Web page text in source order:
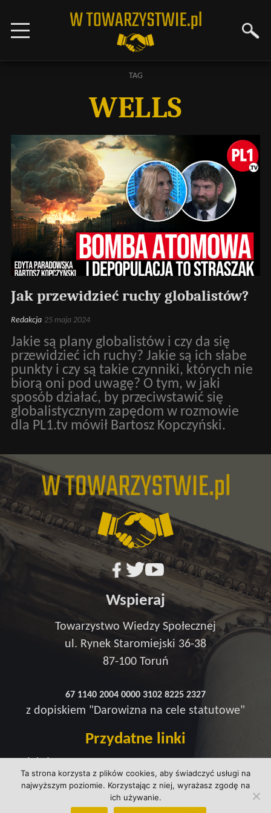
TAG
WELLS
Jak przewidzieć ruchy globalistów?
Redakcja 25 maja 2024
Jakie są plany globalistów i czy da się
przewidzieć ich ruchy? Jakie są ich słabe
punkty i czy są takie czynniki, których nie
biorą oni pod uwagę? O tym, w jaki
sposób działać, by przeciwstawić się
globalistycznym zapędom w rozmowie
dla PL1.tv mówił Bartosz Kopczyński.
Ta strona korzysta z plików cookies, aby świadczyć usługi na
najwyższym poziomie. Korzystając z niej, wyrażasz zgodę na
ich używanie.
Wspieraj
Towarzystwo Wiedzy Społecznej
ul. Rynek Staromiejski 36-38
87-100 Toruń
67 1140 2004 0000 3102 8225 2327
z dopiskiem "Darowizna na cele statutowe"
Przydatne linki
Strefa wsparcia
Polityka prywatności